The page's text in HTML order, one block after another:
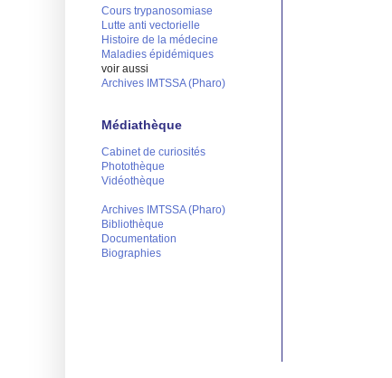
Cours trypanosomiase
Lutte anti vectorielle
Histoire de la médecine
Maladies épidémiques
voir aussi
Archives IMTSSA (Pharo)
Médiathèque
Cabinet de curiosités
Photothèque
Vidéothèque
Archives IMTSSA (Pharo)
Bibliothèque
Documentation
Biographies